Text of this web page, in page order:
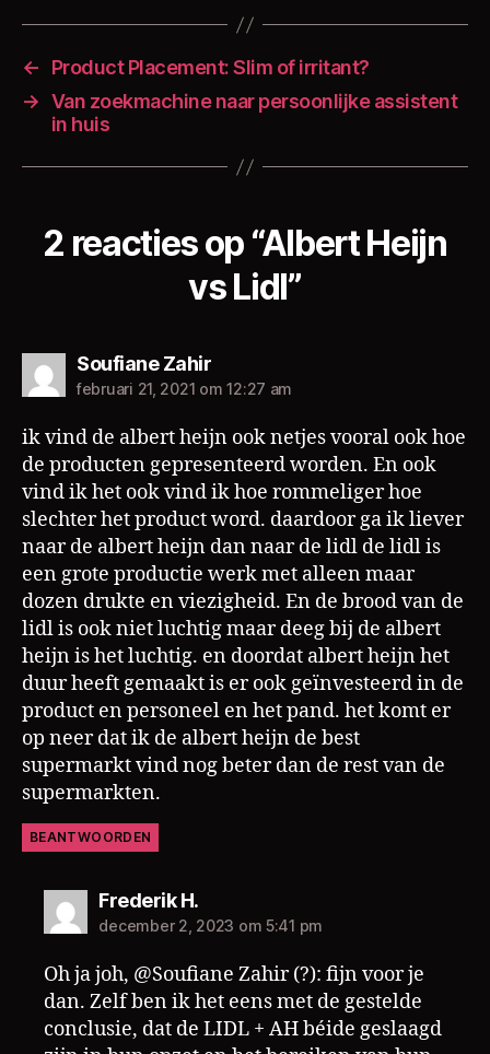
←
Product Placement: Slim of irritant?
→ Van zoekmachine naar persoonlijke assistent
in huis
2 reacties op “Albert Heijn
vs Lidl”
Soufiane Zahirzegt:
februari 21, 2021 om 12:27 am
ik vind de albert heijn ook netjes vooral ook hoe
de producten gepresenteerd worden. En ook
vind ik het ook vind ik hoe rommeliger hoe
slechter het product word. daardoor ga ik liever
naar de albert heijn dan naar de lidl de lidl is
een grote productie werk met alleen maar
dozen drukte en viezigheid. En de brood van de
lidl is ook niet luchtig maar deeg bij de albert
heijn is het luchtig. en doordat albert heijn het
duur heeft gemaakt is er ook geïnvesteerd in de
product en personeel en het pand. het komt er
op neer dat ik de albert heijn de best
supermarkt vind nog beter dan de rest van de
supermarkten.
BEANTWOORDEN
Frederik H.zegt:
december 2, 2023 om 5:41 pm
Oh ja joh, @Soufiane Zahir (?): fijn voor je
dan. Zelf ben ik het eens met de gestelde
conclusie, dat de LIDL + AH béide geslaagd